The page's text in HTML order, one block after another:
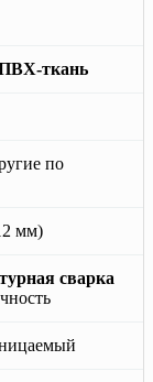
ткань
по
мм)
сварка